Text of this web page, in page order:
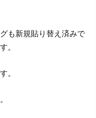
も新規貼り替え済みで
。
。